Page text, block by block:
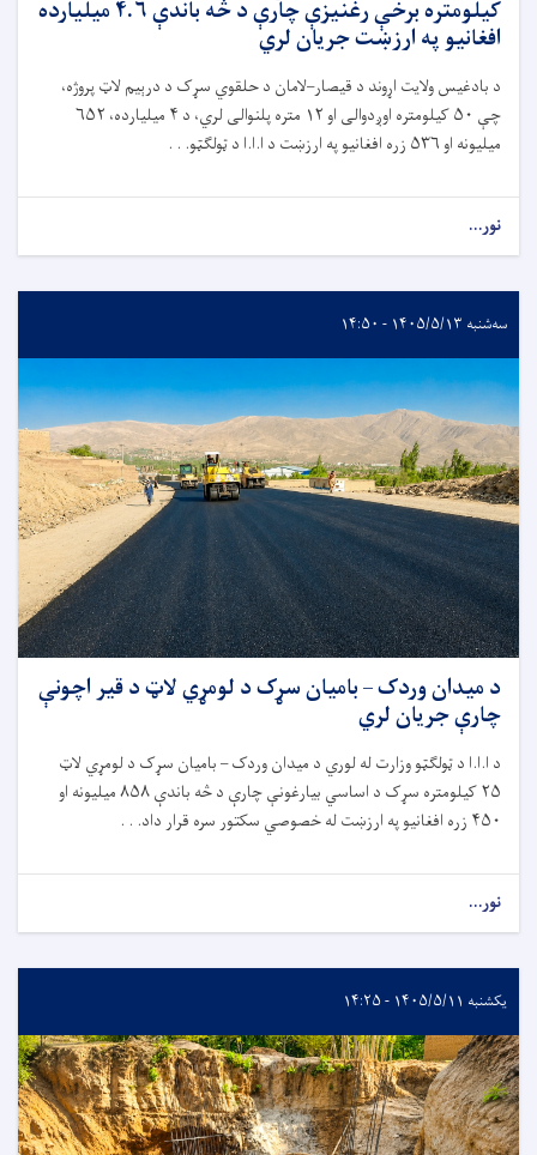
کیلومتره برخې رغنیزې چارې د څه باندې ۴.۶ میلیارده
افغانیو په ارزښت جریان لري
د بادغیس ولایت اړوند د قیصار–لامان د حلقوي سړک د درېیم لاټ پروژه،
چې ۵۰ کیلومتره اوږدوالی او ۱۲ متره پلنوالی لري، د ۴ میلیارده، ۶۵۲
میلیونه او ۵۳۶ زره افغانیو په ارزښت د ا.ا.ا د ټولګټو. . .
نور...
سه‌شنبه ۱۴۰۵/۵/۱۳ - ۱۴:۵۰
د میدان وردک – بامیان سړک د لومړي لاټ د قیر اچونې
چارې جریان لري
د ا.ا.ا د ټولګټو وزارت له لوري د میدان وردک – بامیان سړک د لومړي لاټ
۲۵کیلومتره سړک د اساسي بیارغونې چارې د څه باندې۸۵۸میلیونه او
۴۵۰ زره افغانیو په ارزښت له خصوصي سکتور سره قرار داد. . .
نور...
یکشنبه ۱۴۰۵/۵/۱۱ - ۱۴:۲۵